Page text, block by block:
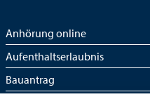
Anhörung online
Aufenthaltserlaubnis
Bauantrag